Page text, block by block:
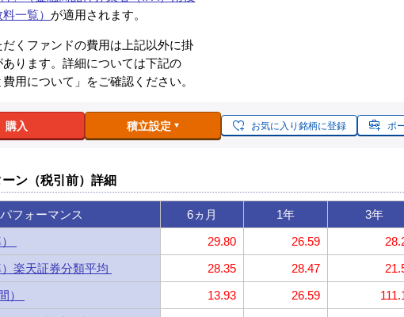
一覧） が適用されます。
だくファンドの費用は上記以外に掛
あります。詳細については下記の
費用について」をご確認ください。
購入 積立設定 お気に入り銘柄に登録 ポ
ーン（税引前）詳細
パフォーマンス 6ヵ月 1年 3年
29.80 26.59
楽天証券分類平均
28.35 28.47
）
13.93 26.59